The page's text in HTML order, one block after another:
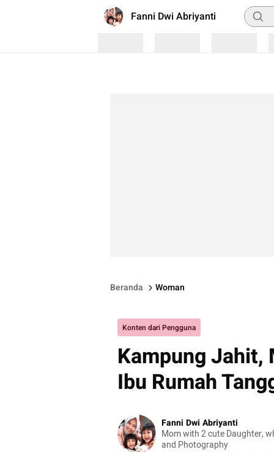
Fanni Dwi Abriyanti
Beranda Woman
Konten dari Pengguna
Kampung Jahit,
Ibu Rumah
Fanni Dwi Abriyanti
Mom with 2 cute Daughter,
and Photography